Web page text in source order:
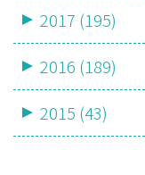
2017 (195)
2016 (189)
2015 (43)